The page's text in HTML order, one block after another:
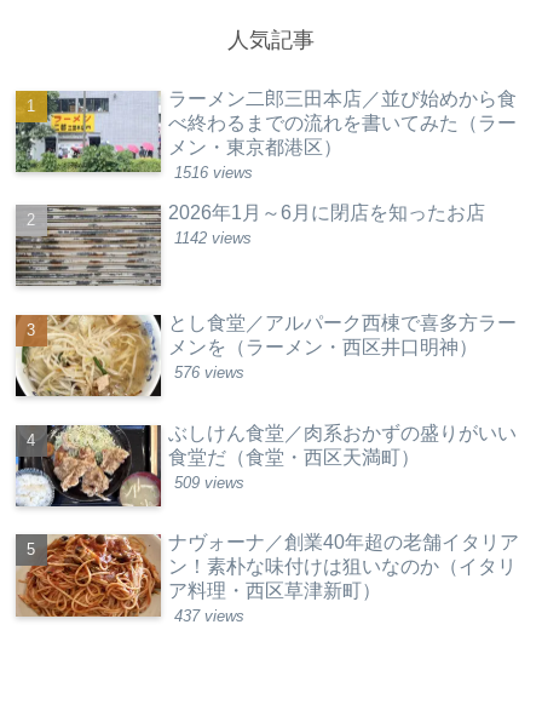
人気記事
ラーメン二郎三田本店／並び始めから食
べ終わるまでの流れを書いてみた（ラー
メン・東京都港区）
1516 views
2026年1月～6月に閉店を知ったお店
1142 views
とし食堂／アルパーク西棟で喜多方ラー
メンを（ラーメン・西区井口明神）
576 views
ぶしけん食堂／肉系おかずの盛りがいい
食堂だ（食堂・西区天満町）
509 views
ナヴォーナ／創業40年超の老舗イタリア
ン！素朴な味付けは狙いなのか（イタリ
ア料理・西区草津新町）
437 views